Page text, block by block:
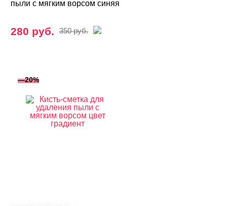
пыли с мягким ворсом синяя
280 руб. 350 руб.
—20%